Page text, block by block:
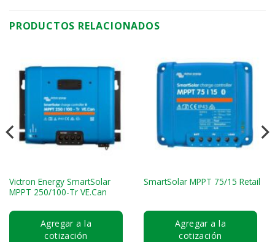
PRODUCTOS RELACIONADOS
Victron Energy SmartSolar
MPPT 250/100-Tr VE.Can
Agregar a la
cotización
SmartSolar MPPT 75/15 Retail
Agregar a la
cotización